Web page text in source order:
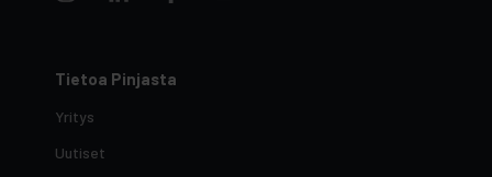
Tietoa Pinjasta
Yritys
Uutiset